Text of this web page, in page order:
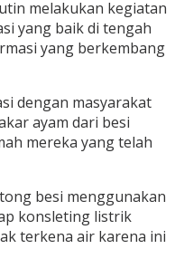
melakukan kegiatan
yang baik di tengah
yang berkembang
dengan masyarakat
ayam dari besi
mereka yang telah
besi menggunakan
konsleting listrik
terkena air karena ini